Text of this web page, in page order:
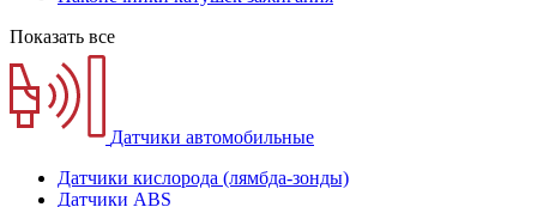
Показать все
Датчики автомобильные
Датчики кислорода (лямбда-зонды)
Датчики ABS